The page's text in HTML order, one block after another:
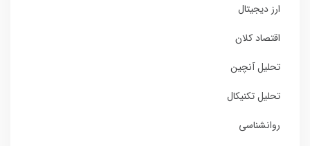
ارز دیجیتال
اقتصاد کلان
تحلیل آنچین
تحلیل تکنیکال
روانشناسی